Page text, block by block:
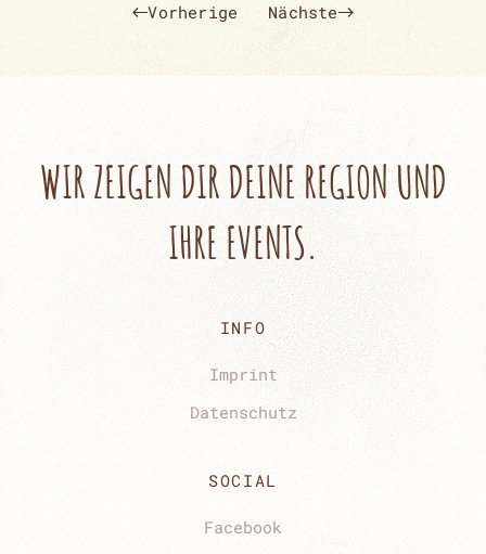
Vorherige Nächste
WIR ZEIGEN DIRDEINE REGION UND
IHRE EVENTS.
INFO
Imprint
Datenschutz
SOCIAL
Facebook